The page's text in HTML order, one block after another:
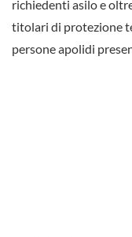
richiedenti asilo e
titolari di protezione
persone apolidi